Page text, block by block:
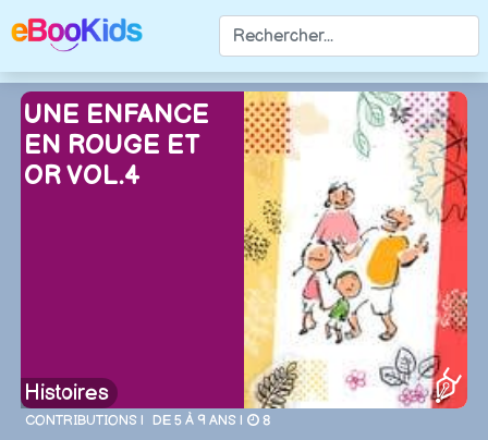
UNE ENFANCE
EN ROUGE ET
OR VOL.4
Histoires
CONTRIBUTIONS | DE 5 À 9 ANS | 8